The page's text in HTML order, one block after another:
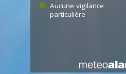
Aucune vigilance
particulière